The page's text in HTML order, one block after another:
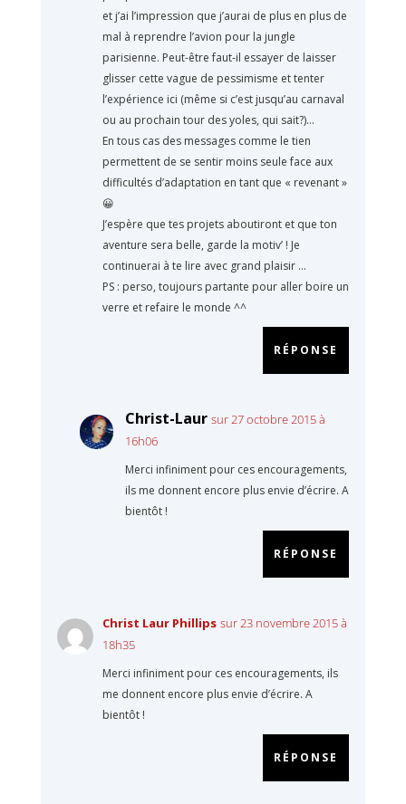
et j’ai l’impression que j’aurai de plus en plus de
mal à reprendre l’avion pour la jungle
parisienne. Peut-être faut-il essayer de laisser
glisser cette vague de pessimisme et tenter
l’expérience ici (même si c’est jusqu’au carnaval
ou au prochain tour des yoles, qui sait?)…
En tous cas des messages comme le tien
permettent de se sentir moins seule face aux
difficultés d’adaptation en tant que « revenant »
😀
J’espère que tes projets aboutiront et que ton
aventure sera belle, garde la motiv’ ! Je
continuerai à te lire avec grand plaisir …
PS : perso, toujours partante pour aller boire un
verre et refaire le monde ^^
RÉPONSE
Christ-Laur sur 27 octobre 2015 à
16h06
Merci infiniment pour ces encouragements,
ils me donnent encore plus envie d’écrire. A
bientôt !
RÉPONSE
Christ Laur Phillips sur 23 novembre 2015 à
18h35
Merci infiniment pour ces encouragements, ils
me donnent encore plus envie d’écrire. A
bientôt !
RÉPONSE